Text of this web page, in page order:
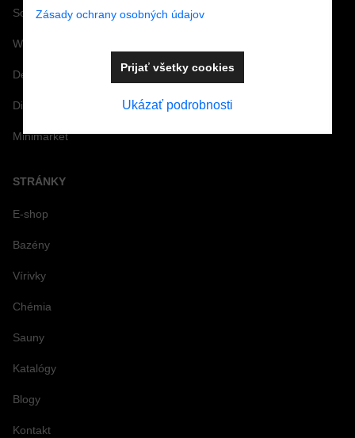
Solárne a záhradné sprchy
Wellness doplnky a príslušenstvo
Dezinfekcia nôh pre bazény a kúpaliská
Dizajnové doplnky k bazénom
Minimarket
STRÁNKY
E-shop
Bazény
Vírivky
Chémia
Sauny
Katalógy
Blogy
Kontakt
Zásady ochrany osobných údajov
Ukázať podrobnosti
Prijať všetky cookies